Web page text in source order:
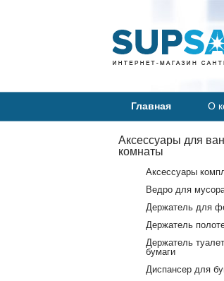
Главная О
Аксессуары для
комнаты
Аксессуары
Ведро для
Держатель для
Держатель
Держатель
бумаги
Диспансер для